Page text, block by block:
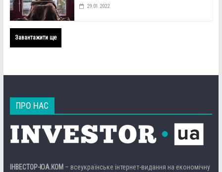
29.01.2022
Завантажити ще
ПРО НАС
ІНВЕСТОР-ЮА.КОМ – всеукраїнське інтернет-видання на економічну